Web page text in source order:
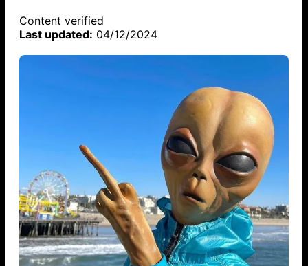
Content verified
Last updated: 04/12/2024